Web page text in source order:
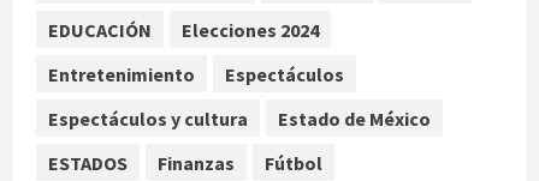
Palacio de los Deportes con su tour
‘Hades: The Sacrifice’
EDUCACIÓN
Elecciones 2024
Entretenimiento
Espectáculos
Espectáculos y cultura
Estado de México
ESTADOS
Finanzas
Fútbol